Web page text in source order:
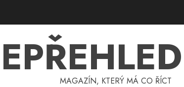
MAGAZÍN, KTERÝ MÁ CO ŘÍCT